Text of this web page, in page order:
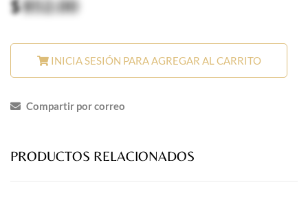
$852.00
INICIA SESIÓN PARA AGREGAR AL CARRITO
Compartir por correo
PRODUCTOS RELACIONADOS